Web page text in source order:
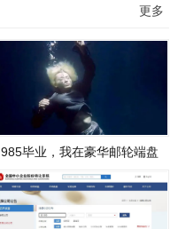
更多
985毕业，我在豪华邮轮端盘